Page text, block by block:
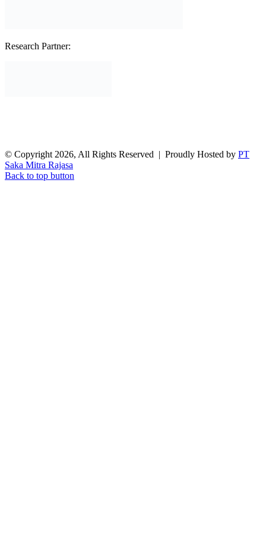
Research Partner:
© Copyright 2026, All Rights Reserved | Proudly Hosted by PT
Saka Mitra Rajasa
Back to top button